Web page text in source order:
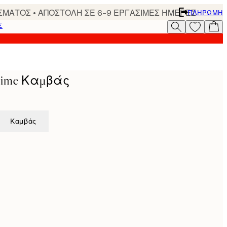
• ΑΠΟΣΤΟΛΗ ΣΕ 6-9 ΕΡΓΑΣΙΜΕΣ ΗΜΕΡΕΣΠΛΗΡΩΜΉ
Καμβάς
Καμβάς